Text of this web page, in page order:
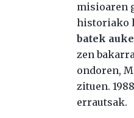
misioaren
historiako
batek
zen
ondoren,
zituen.
errautsak.